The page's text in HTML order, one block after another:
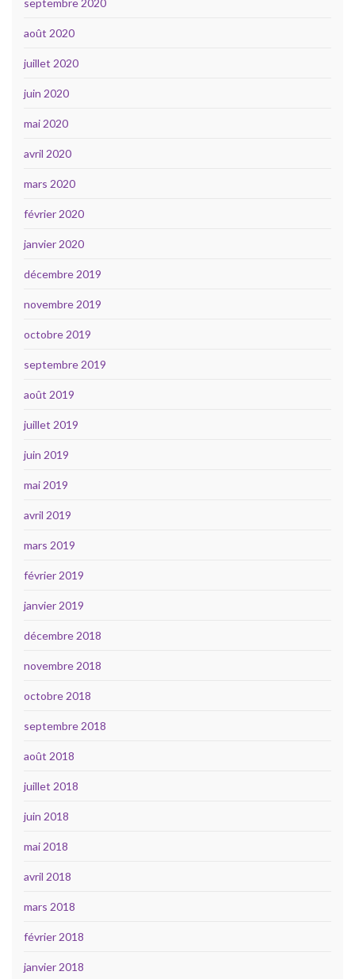
août 2020
juillet 2020
juin 2020
mai 2020
avril 2020
mars 2020
février 2020
janvier 2020
décembre 2019
novembre 2019
octobre 2019
septembre 2019
août 2019
juillet 2019
juin 2019
mai 2019
avril 2019
mars 2019
février 2019
janvier 2019
décembre 2018
novembre 2018
octobre 2018
septembre 2018
août 2018
juillet 2018
juin 2018
mai 2018
avril 2018
mars 2018
février 2018
janvier 2018